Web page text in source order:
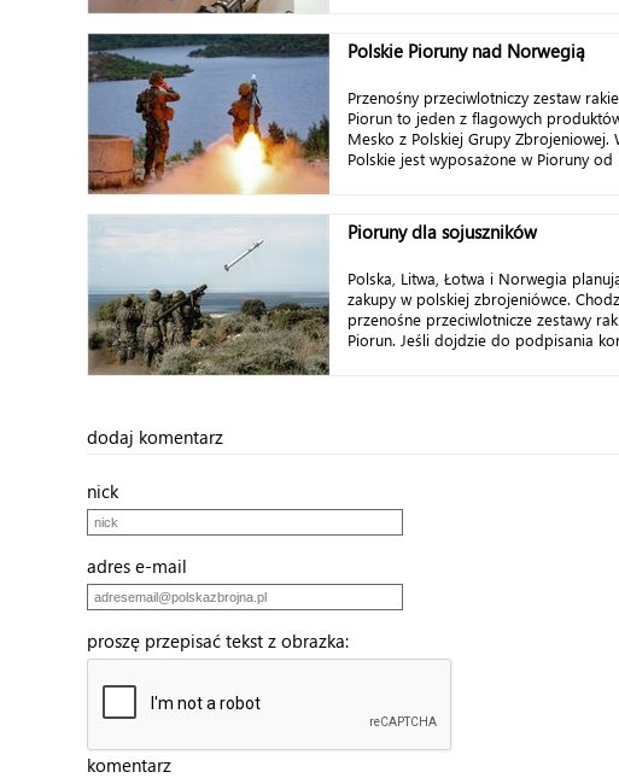
Polskie Pioruny nad Norwegią
Przenośny przeciwlotniczy zestaw
Piorun to jeden z flagowych
Mesko z Polskiej Grupy Zbrojeniowej.
Polskie jest wyposażone w Pioruny od
Pioruny dla sojuszników
Polska, Litwa, Łotwa i Norwegia
zakupy w polskiej zbrojeniówce.
przenośne przeciwlotnicze zestawy
Piorun. Jeśli dojdzie do podpisania
dodaj komentarz
nick
adres e-mail
proszę przepisać tekst z obrazka:
komentarz